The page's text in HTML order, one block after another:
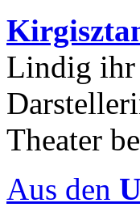
Lindig ihr
Theater
Aus den